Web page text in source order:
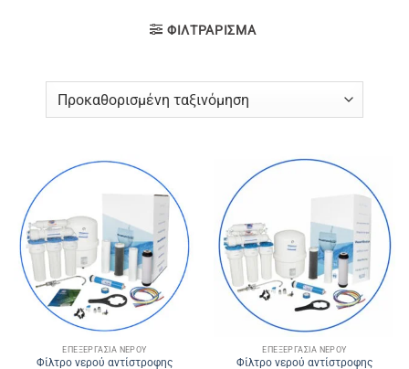
ΦΙΛΤΡΆΡΙΣΜΑ
ΕΠΕΞΕΡΓΑΣΊΑ ΝΕΡΟΎ
Φίλτρο νερού αντίστροφης
ΕΠΕΞΕΡΓΑΣΊΑ ΝΕΡΟΎ
Φίλτρο νερού αντίστροφης